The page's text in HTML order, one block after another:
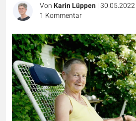
VonKarin Lüppen|
1 Kommentar